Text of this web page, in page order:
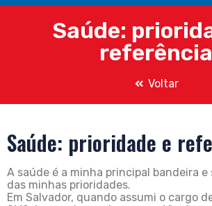
Saúde:
referência
Voltar
Saúde: prioridade e
A saúde é a minha principal bandeira e
das minhas prioridades.
Em Salvador, quando assumi o cargo